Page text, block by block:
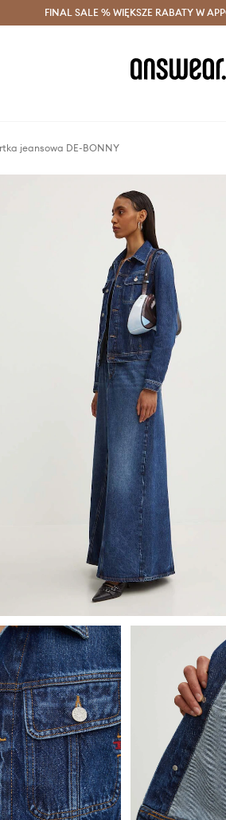
z Answear Club > Dostawa
FINAL SALE % WIĘKSZE RABATY W
jeansowa DE-BONNY